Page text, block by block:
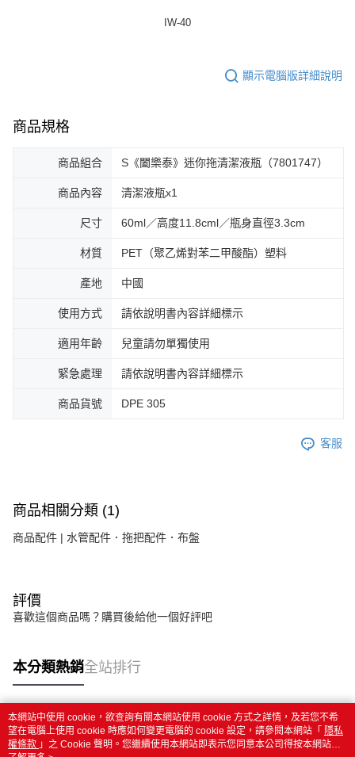
IW-40
顯示電腦版詳細說明
商品規格
商品組合 S《闔樂泰》迷你拖清潔液瓶（7801747）
商品內容 清潔液瓶x1
尺寸 60ml／高度11.8cml／瓶身直徑3.3cm
材質 PET（聚乙烯對苯二甲酸酯）塑料
產地 中國
使用方式 請依說明書內容詳細標示
適用年齡 兒童請勿單獨使用
緊急處理 請依說明書內容詳細標示
商品貨號 DPE 305
客服
商品相關分類 (1)
商品配件 | 水管配件．拖把配件．布盤
評價
喜歡這個商品嗎？購買後給他一個好評吧
本分類熱銷全站排行
熱門標籤
本網站中使用 cookie，欲查詢有關本網站使用 cookie 方式之詳情，及若您不希
望在電腦上使用 cookie 時應如何變更電腦的 cookie 設定，請參閱本網站「 隱私
權條款 」之 Cookie 聲明。您繼續使用本網站即表示您同意本公司得按本網站使